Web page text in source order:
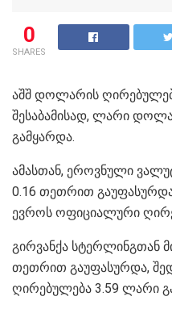
0
SHARES
აშშ დოლარის
შესაბამისად, ლარი
გამყარდა.
ამასთან, ეროვნული
0.16 თეთრით
ევროს ოფიციალური
გირვანქა სტერლინგთან
თეთრით გაუფასურდა,
ღირებულება 3.59 ლარი